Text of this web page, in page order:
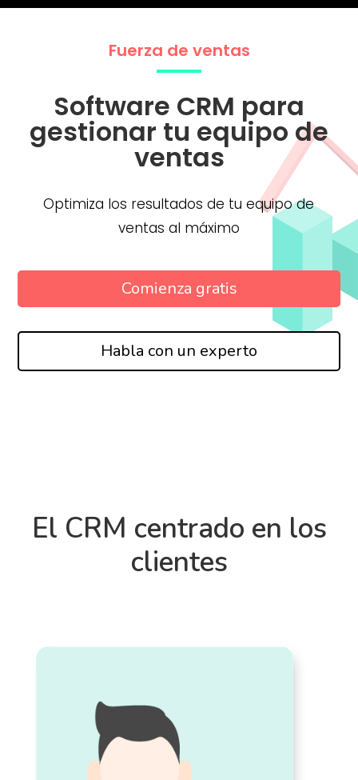
Fuerza de ventas
Software CRM para
gestionar tu equipo de
ventas
Optimiza los resultados de tu equipo de
ventas al máximo
Comienza gratis
Habla con un experto
El CRM centrado en los
clientes